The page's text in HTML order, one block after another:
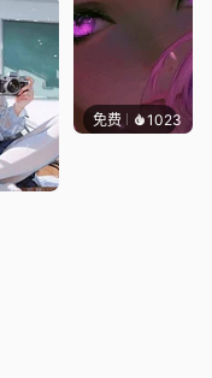
免费 1023辰东